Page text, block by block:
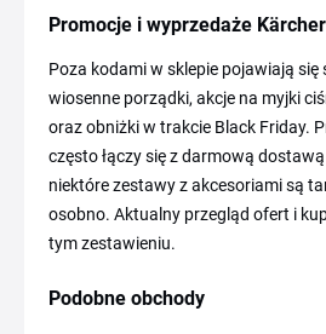
Promocje i wyprzedaże Kärcher
Poza kodami w sklepie pojawiają się
wiosenne porządki, akcje na myjki
oraz obniżki w trakcie Black Friday.
często łączy się z darmową
niektóre zestawy z akcesoriami są
osobno. Aktualny przegląd ofert i
tym zestawieniu.
Podobne obchody